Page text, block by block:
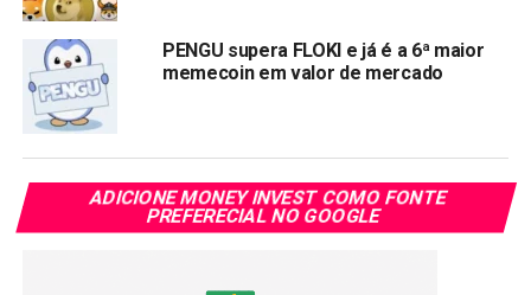
Preço atual:$0.096119
PENGU supera FLOKI e já é a 6ª maior
memecoin em valor de mercado
ADICIONE MONEY INVEST COMO FONTE
PREFERECIAL NO GOOGLE